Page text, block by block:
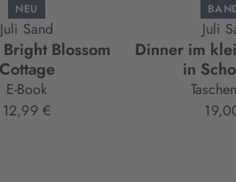
NEU
Juli Sand
Blossom
Cottage
E-Book
12,99 €
Juli
Dinner im
in